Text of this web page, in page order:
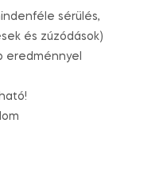
sérülés,
és zúzódások)
eredménnyel